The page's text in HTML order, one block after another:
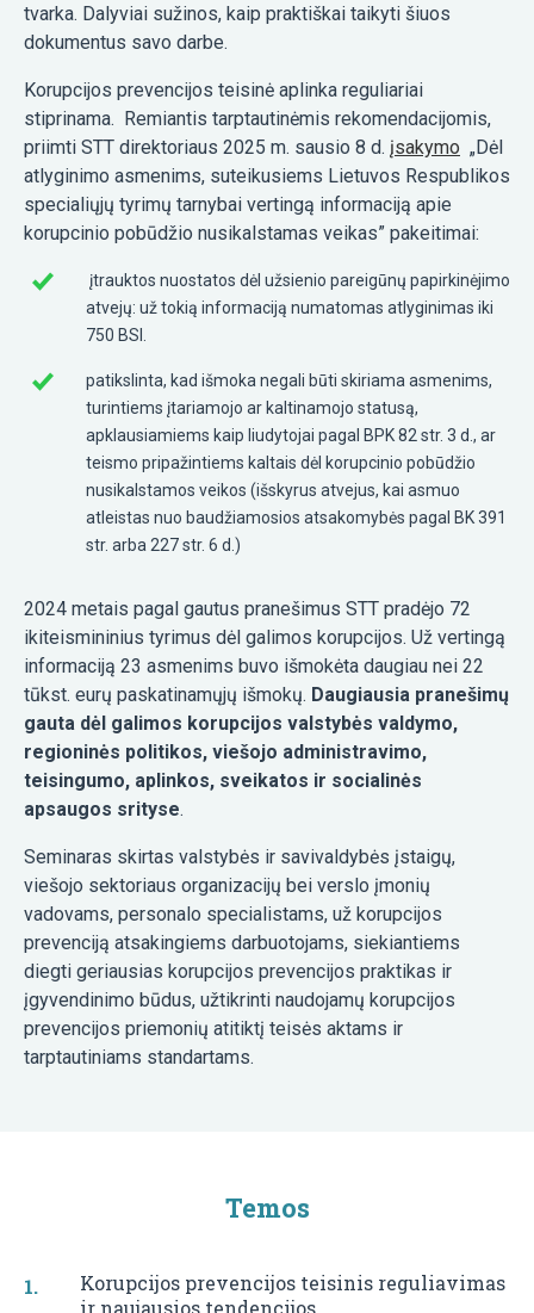
tvarka. Dalyviai sužinos, kaip praktiškai taikyti šiuos
dokumentus savo darbe.
Korupcijos prevencijos teisinė aplinka reguliariai
stiprinama. Remiantis tarptautinėmis rekomendacijomis,
priimti STT direktoriaus 2025 m. sausio 8 d. įsakymo „Dėl
atlyginimo asmenims, suteikusiems Lietuvos Respublikos
specialiųjų tyrimų tarnybai vertingą informaciją apie
korupcinio pobūdžio nusikalstamas veikas” pakeitimai:
įtrauktos nuostatos dėl užsienio pareigūnų papirkinėjimo
atvejų: už tokią informaciją numatomas atlyginimas iki
750 BSI.
patikslinta, kad išmoka negali būti skiriama asmenims,
turintiems įtariamojo ar kaltinamojo statusą,
apklausiamiems kaip liudytojai pagal BPK 82 str. 3 d., ar
teismo pripažintiems kaltais dėl korupcinio pobūdžio
nusikalstamos veikos (išskyrus atvejus, kai asmuo
atleistas nuo baudžiamosios atsakomybės pagal BK 391
str. arba 227 str. 6 d.)
2024 metais pagal gautus pranešimus STT pradėjo 72
ikiteismininius tyrimus dėl galimos korupcijos. Už vertingą
informaciją 23 asmenims buvo išmokėta daugiau nei 22
tūkst. eurų paskatinamųjų išmokų. Daugiausia pranešimų
gauta dėl galimos korupcijos valstybės valdymo,
regioninės politikos, viešojo administravimo,
teisingumo, aplinkos, sveikatos ir socialinės
apsaugos srityse.
Seminaras skirtas valstybės ir savivaldybės įstaigų,
viešojo sektoriaus organizacijų bei verslo įmonių
vadovams, personalo specialistams, už korupcijos
prevenciją atsakingiems darbuotojams, siekiantiems
diegti geriausias korupcijos prevencijos praktikas ir
įgyvendinimo būdus, užtikrinti naudojamų korupcijos
prevencijos priemonių atitiktį teisės aktams ir
tarptautiniams standartams.
Temos
Korupcijos prevencijos teisinis reguliavimas
ir naujausios tendencijos